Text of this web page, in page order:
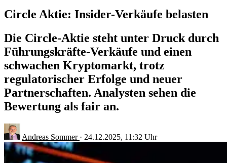
Circle Aktie: Insider-Verkäufe belasten
Die Circle-Aktie steht unter Druck durch
Führungskräfte-Verkäufe und einen
schwachen Kryptomarkt, trotz
regulatorischer Erfolge und neuer
Partnerschaften. Analysten sehen die
Bewertung als fair an.
Andreas Sommer · 24.12.2025, 11:32 Uhr